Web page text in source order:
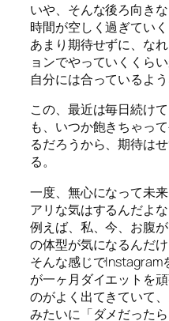
いや、そんな後ろ向き
時間が空しく過ぎていく
あまり期待せずに、な
ョンでやっていくくら
自分には合っているよう
この、最近は毎日続け
も、いつか飽きちゃっ
るだろうから、期待は
る。
一度、無心になって未
アリな気はするんだよな
例えば、私、今、お腹
の体型が気になるんだけ
そんな感じでInstagram
が一ヶ月ダイエットを
のがよく出てきていて
みたいに「ダメだった